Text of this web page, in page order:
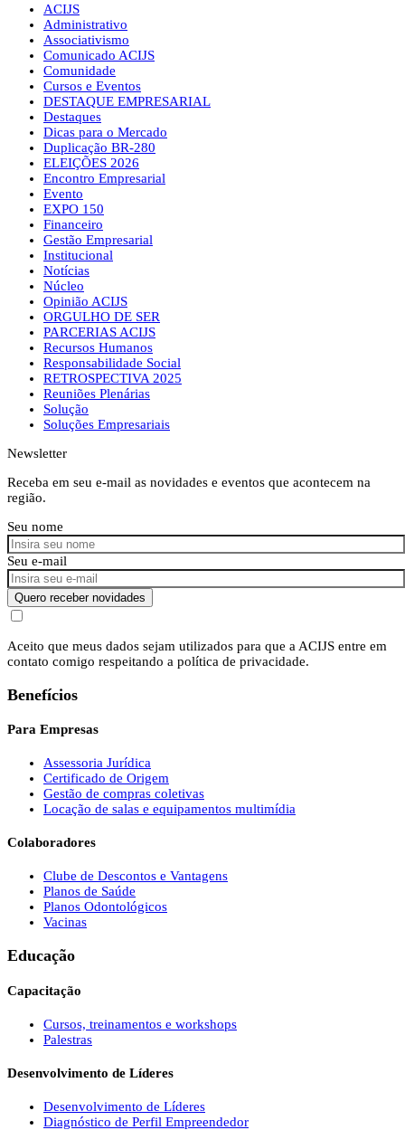
ACIJS
Administrativo
Associativismo
Comunicado ACIJS
Comunidade
Cursos e Eventos
DESTAQUE EMPRESARIAL
Destaques
Dicas para o Mercado
Duplicação BR-280
ELEIÇÕES 2026
Encontro Empresarial
Evento
EXPO 150
Financeiro
Gestão Empresarial
Institucional
Notícias
Núcleo
Opinião ACIJS
ORGULHO DE SER
PARCERIAS ACIJS
Recursos Humanos
Responsabilidade Social
RETROSPECTIVA 2025
Reuniões Plenárias
Solução
Soluções Empresariais
Newsletter
Receba em seu e-mail as novidades e eventos que acontecem na
região.
Seu nome
Seu e-mail
Quero receber novidades
Aceito que meus dados sejam utilizados para que a ACIJS entre em
contato comigo respeitando a política de privacidade.
Benefícios
Para Empresas
Assessoria Jurídica
Certificado de Origem
Gestão de compras coletivas
Locação de salas e equipamentos multimídia
Colaboradores
Clube de Descontos e Vantagens
Planos de Saúde
Planos Odontológicos
Vacinas
Educação
Capacitação
Cursos, treinamentos e workshops
Palestras
Desenvolvimento de Líderes
Desenvolvimento de Líderes
Diagnóstico de Perfil Empreendedor